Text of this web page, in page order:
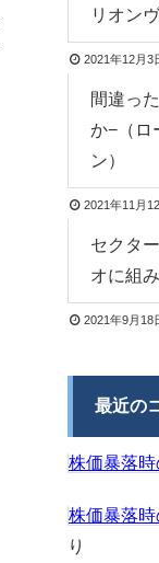
リオン
2021年12月3
間違っ
か−（ロ
ン）
2021年11月
セクタ
オに組
2021年9月18
最近の
株価暴落時
株価暴落時
り